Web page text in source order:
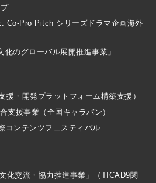
Co-Pro Pitch シリーズドラマ企画海外
化のグローバル展開推進事業」
援・開発プラットフォーム構築支援）
支援事業（全国キャラバン）
コンテンツフェスティバル
化交流・協力推進事業」（TICAD9関